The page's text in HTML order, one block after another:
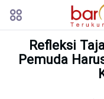
Refleksi
Pemuda